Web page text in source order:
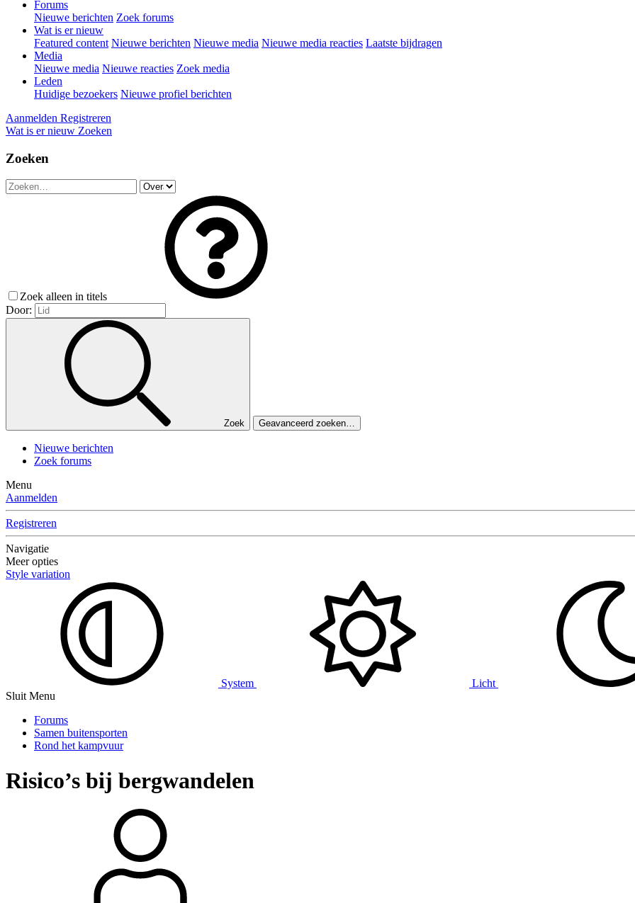
Forums
Nieuwe berichten Zoek forums
Wat is er nieuw
Featured content Nieuwe berichten Nieuwe media Nieuwe media reacties Laatste bijdragen
Media
Nieuwe media Nieuwe reacties Zoek media
Leden
Huidige bezoekers Nieuwe profiel berichten
Aanmelden Registreren
Wat is er nieuw Zoeken
Zoeken
Zoek alleen in titels
Door:
Zoek Geavanceerd zoeken…
Nieuwe berichten
Zoek forums
Menu
Aanmelden
Registreren
Navigatie
Meer opties
Style variation
System Licht
Sluit Menu
Forums
Samen buitensporten
Rond het kampvuur
Risico’s bij bergwandelen